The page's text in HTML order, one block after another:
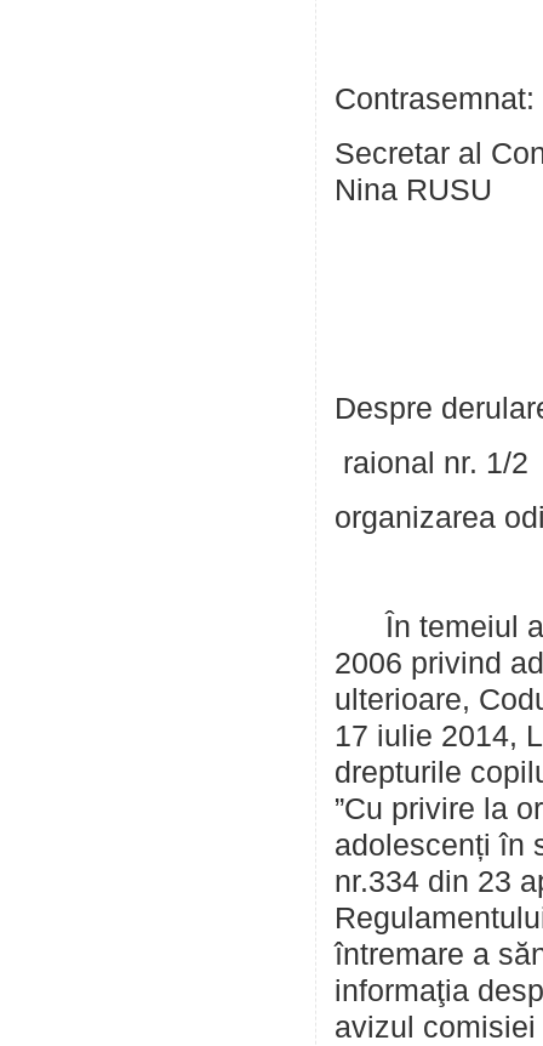
Contrasemnat:
Nina RUSU
Despre
raional nr. 1/2
organizarea
În temeiul
2006 privind
ulterioare,
17 iulie 2014,
drepturile
”Cu privire la
adolescenți în
nr.334 din 23
întremare a
informaţia
avizul